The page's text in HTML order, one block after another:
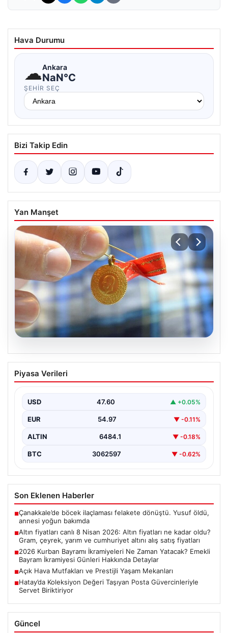
Hava Durumu
☁Ankara
NaN°C
ŞEHIR SEÇ
Bizi Takip Edin
Yan Manşet
05.08.2026
Altın fiyatları canlı 8 Nisan 2026: Altın
fiyatları ne kadar oldu? Gram, çeyrek,
fiyatları
Piyasa Verileri
USD 47.60 ▲ +0.05%
EUR 54.97 ▼ -0.11%
ALTIN 6484.1 ▼ -0.18%
BTC 3062597 ▼ -0.62%
Son Eklenen Haberler
■Çanakkale’de böcek ilaçlaması felakete dönüştü. Yusuf öldü,
annesi yoğun bakımda
■Altın fiyatları canlı 8 Nisan 2026: Altın fiyatları ne kadar oldu?
Gram, çeyrek, yarım ve cumhuriyet altını alış satış fiyatları
■2026 Kurban Bayramı İkramiyeleri Ne Zaman Yatacak? Emekli
Bayram İkramiyesi Günleri Hakkında Detaylar
■Açık Hava Mutfakları ve Prestijli Yaşam Mekanları
■Hatay’da Koleksiyon Değeri Taşıyan Posta Güvercinleriyle
Servet Biriktiriyor
Güncel